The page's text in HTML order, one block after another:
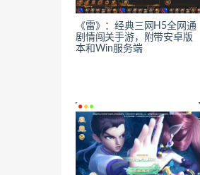
《雷》：经典三网H5全网通
剧情闯关手游，附带安卓版
本和Win服务端